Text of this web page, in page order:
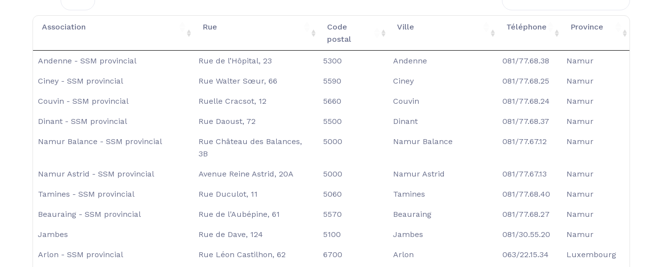
Association Rue
Code
postal
Ville Téléphone Province
Andenne - SSM provincial Rue de l’Hôpital, 23 5300 Andenne 081/77.68.38 Namur
Ciney - SSM provincial Rue Walter Sœur, 66 5590 Ciney 081/77.68.25 Namur
Couvin - SSM provincial Ruelle Cracsot, 12 5660 Couvin 081/77.68.24 Namur
Dinant - SSM provincial Rue Daoust, 72 5500 Dinant 081/77.68.37 Namur
Namur Balance - SSM provincial
Rue Château des Balances,
3B
5000 Namur Balance 081/77.67.12 Namur
Namur Astrid - SSM provincial Avenue Reine Astrid, 20A 5000 Namur Astrid 081/77.67.13 Namur
Tamines - SSM provincial Rue Duculot, 11 5060 Tamines 081/77.68.40 Namur
Beauraing - SSM provincial Rue de l'Aubépine, 61 5570 Beauraing 081/77.68.27 Namur
Jambes Rue de Dave, 124 5100 Jambes 081/30.55.20 Namur
Arlon - SSM provincial Rue Léon Castilhon, 62 6700 Arlon 063/22.15.34 Luxembourg